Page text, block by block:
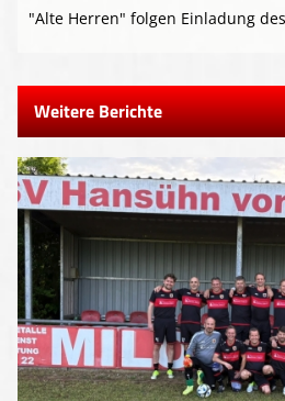
"Alte Herren" folgen Einladung
Weitere Berichte